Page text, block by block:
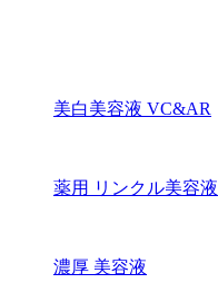
美白美容液 VC&AR
薬用 リンクル美容液
濃厚 美容液